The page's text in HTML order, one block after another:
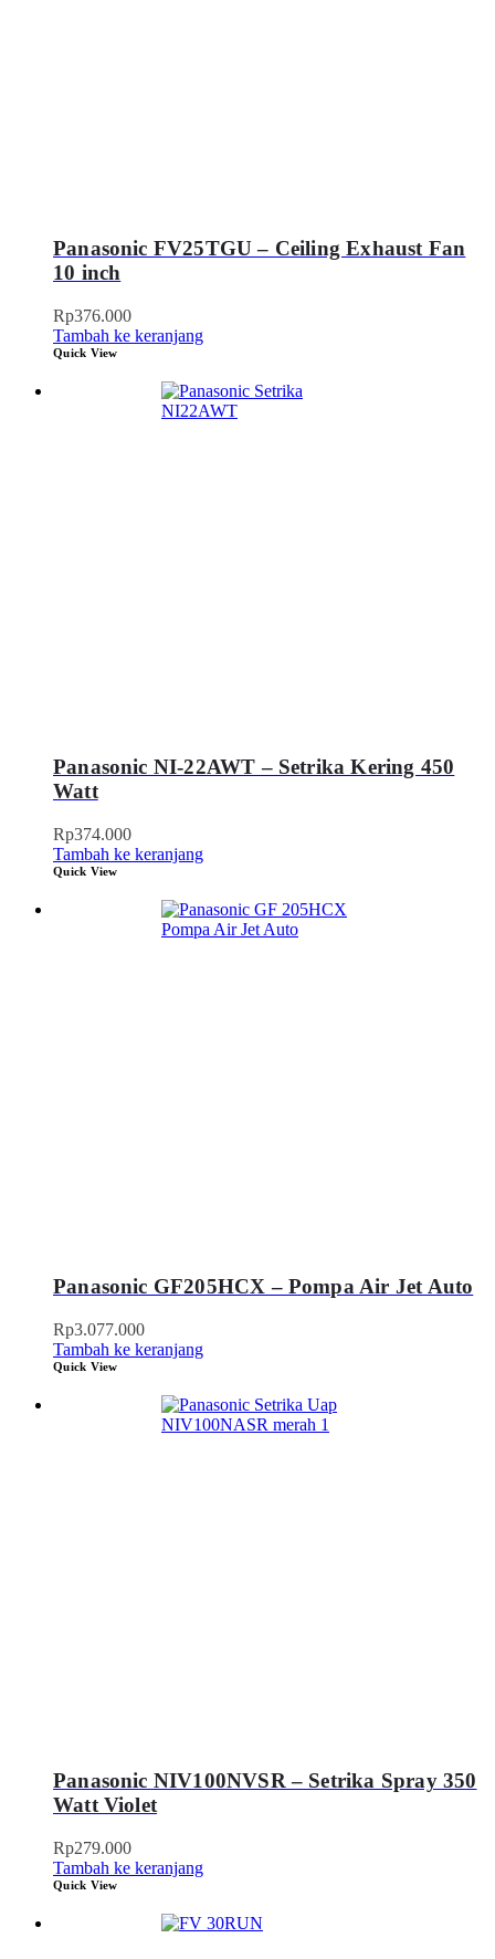
Panasonic FV25TGU – Ceiling Exhaust Fan
10 inch
Rp376.000
Tambah ke keranjang
Quick View
Panasonic NI-22AWT – Setrika Kering 450
Watt
Rp374.000
Tambah ke keranjang
Quick View
Panasonic GF205HCX – Pompa Air Jet Auto
Rp3.077.000
Tambah ke keranjang
Quick View
Panasonic NIV100NVSR – Setrika Spray 350
Watt Violet
Rp279.000
Tambah ke keranjang
Quick View